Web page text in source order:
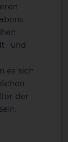
und
es sich
der